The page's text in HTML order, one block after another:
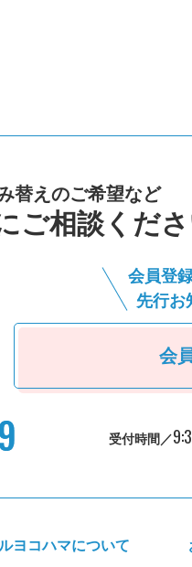
替えのご希望など
ご相談くだ
会員登
先⾏お
会
受付時間／
ヨコハマについて